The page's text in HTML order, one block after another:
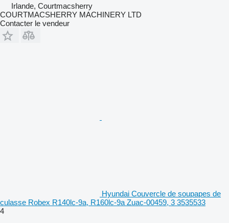
Irlande, Courtmacsherry
COURTMACSHERRY MACHINERY LTD
Contacter le vendeur
Hyundai Couvercle de soupapes de
culasse Robex R140lc-9a, R160lc-9a Zuac-00459, 3 3535533
4